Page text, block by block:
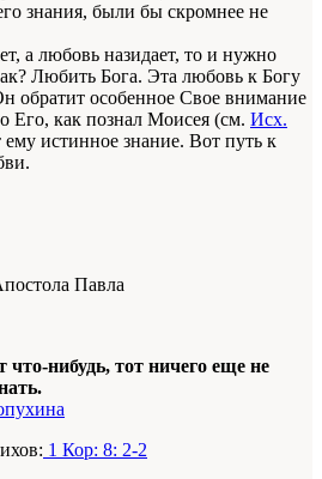
знания, были бы скромнее не
а любовь назидает, то и нужно
Любить Бога. Эта любовь к Богу
обратит особенное Свое внимание
Его, как познал Моисея (см. Исх.
ему истинное знание. Вот путь к
Павла
что-нибудь, тот ничего еще не
1 Кор: 8: 2-2